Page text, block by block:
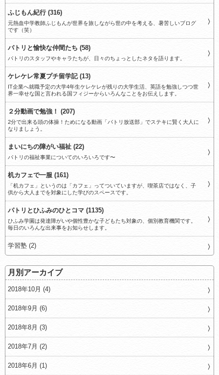
ふじもん紀行 (316)
元熱血中学教師ふじもんが世界を旅しながら世の中を考える、暑苦しいブログ
です（笑）
パトリと愉快な仲間たち (58)
パトリのスタッフやキャラたちが、日々のちょっとしたネタを語ります。
ケレケレ常夏プチ留学記 (13)
IT企業へ就職予定の大学4年生ケレケレが残りの大学生活、英語を勉強しつつ世
界一幸せな国と言われる国フィジーからいろんなことをお伝えします。
２分動画で勉強！ (207)
2分で出来る頭の体操！ためになる動画「パトリ放送部」でステキに賢く大人に
なりましょう。
まいにちの障がい福祉 (22)
パトリの福祉事業についてのいろいろです〜
机カフェで一服 (161)
「机カフェ」というのは「カフェ」ってついていますが、喫茶店ではなく、子
供から大人までを対象にした学びのスペースです。
パトリとひふみのひとコマ (1135)
ひふみ学園は発達障がいや個性豊かな子どもたち対象の、個別教育機関です。
毎日のいろんな出来事をお知らせします。
学習塾 (2)
月別アーカイブ
2018年10月 (4)
2018年9月 (6)
2018年8月 (3)
2018年7月 (2)
2018年6月 (1)